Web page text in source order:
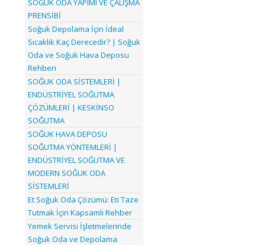
SOĞUK ODA YAPIMI VE ÇALIŞMA
PRENSİBİ
Soğuk Depolama İçin İdeal
Sıcaklık Kaç Derecedir? | Soğuk
Oda ve Soğuk Hava Deposu
Rehberi
SOĞUK ODA SİSTEMLERİ |
ENDÜSTRİYEL SOĞUTMA
ÇÖZÜMLERİ | KESKİNSO
SOĞUTMA
SOĞUK HAVA DEPOSU
SOĞUTMA YÖNTEMLERİ |
ENDÜSTRİYEL SOĞUTMA VE
MODERN SOĞUK ODA
SİSTEMLERİ
Et Soğuk Oda Çözümü: Eti Taze
Tutmak İçin Kapsamlı Rehber
Yemek Servisi İşletmelerinde
Soğuk Oda ve Depolama